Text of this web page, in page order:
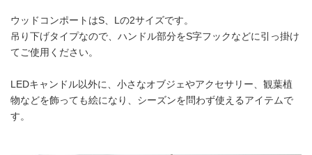
ウッドコンポートはS、Lの2サイズです。
吊り下げタイプなので、ハンドル部分をS字フックなどに引っ掛け
てご使用ください。
LEDキャンドル以外に、小さなオブジェやアクセサリー、観葉植
物などを飾っても絵になり、シーズンを問わず使えるアイテムで
す。